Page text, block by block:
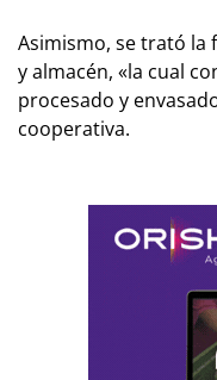
Asimismo, se trató la
y almacén, «la cual
procesado y
cooperativa.